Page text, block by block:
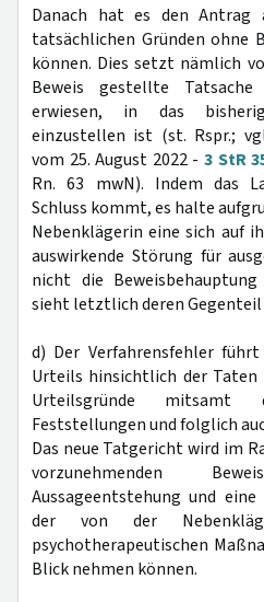
Danach hat es den Antrag
tatsächlichen Gründen ohne
können. Dies setzt nämlich
Beweis gestellte
erwiesen, in das
einzustellen ist (st. Rspr.;
vom 25. August 2022 - 3 StR
Rn. 63 mwN). Indem das
Schluss kommt, es halte
Nebenklägerin eine sich auf
auswirkende Störung für
nicht die
sieht letztlich deren Gegenteil
d) Der Verfahrensfehler
Urteils hinsichtlich der Taten
Urteilsgründe mitsamt
Feststellungen und folglich
Das neue Tatgericht wird im
vorzunehmenden
Aussageentstehung und
der von der
psychotherapeutischen
Blick nehmen können.